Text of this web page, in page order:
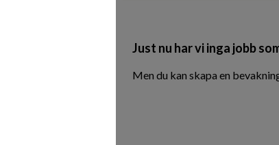
Just nu har vi inga jobb
Men du kan skapa en